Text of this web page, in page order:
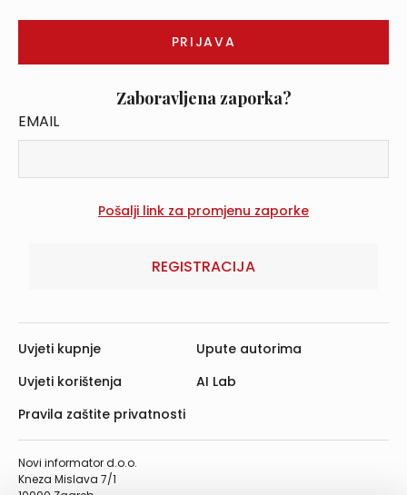
Zaboravljena zaporka?
EMAIL
REGISTRACIJA
Novi informator d.o.o.
Kneza Mislava 7/1
Uvjeti kupnje
Uvjeti korištenja
Pravila zaštite privatnosti
Upute autorima
AI Lab